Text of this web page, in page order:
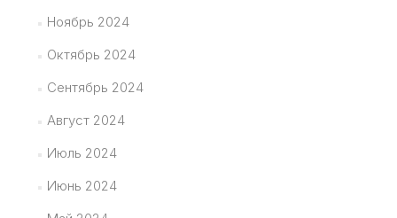
Ноябрь 2024
Октябрь 2024
Сентябрь 2024
Август 2024
Июль 2024
Июнь 2024